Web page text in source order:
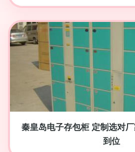
秦皇岛电子存包柜 定制选对
到位